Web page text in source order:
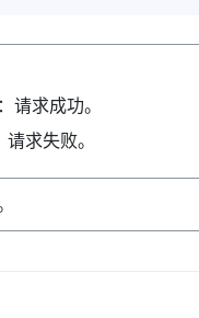
：请求成功。
请求失败。